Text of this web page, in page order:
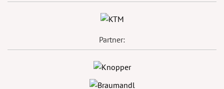
Partner: